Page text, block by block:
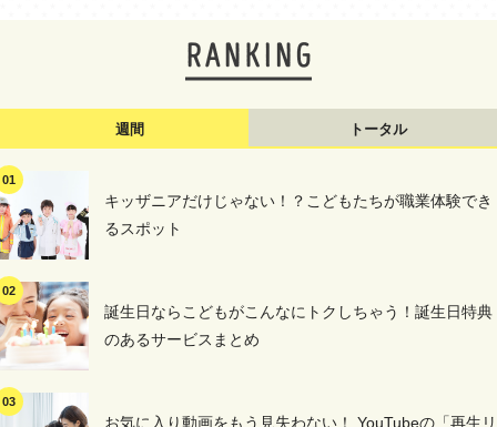
週間 トータル
キッザニアだけじゃない！？こどもたちが職業体験でき
るスポット
誕生日ならこどもがこんなにトクしちゃう！誕生日特典
のあるサービスまとめ
お気に入り動画をもう見失わない！ YouTubeの「再生リ